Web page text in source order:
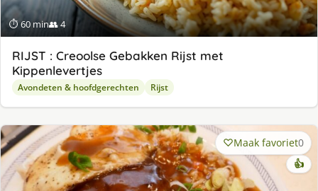
⏱ 60 min👥 4
RIJST : Creoolse Gebakken Rijst met
Kippenlevertjes
Avondeten & hoofdgerechten Rijst
Maak favoriet0
👍